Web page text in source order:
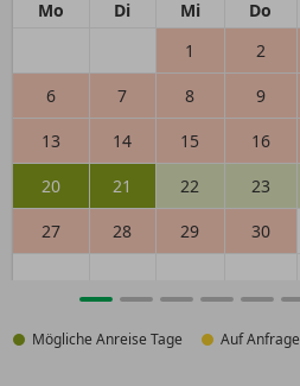
Mo Di Mi Do
1
2
6
7 8 9
13
14 15 16
20
21 22 23
27
28 29 30
Mögliche Anreise Tage Auf Anfrage